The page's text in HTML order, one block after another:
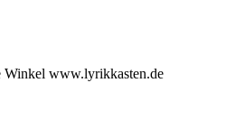
www.lyrikkasten.de